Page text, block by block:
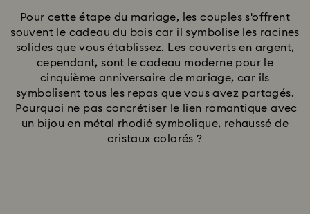
Pour cette étape du mariage, les couples s'offrent
souvent le cadeau du bois car il symbolise les racines
solides que vous établissez. Les couverts en argent,
cependant, sont le cadeau moderne pour le
cinquième anniversaire de mariage, car ils
symbolisent tous les repas que vous avez partagés.
Pourquoi ne pas concrétiser le lien romantique avec
un bijou en métal rhodié symbolique, rehaussé de
cristaux colorés ?